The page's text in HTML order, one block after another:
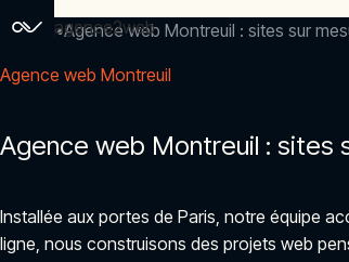
agence2web
Accueil Agence web Montreuil : sites sur
Agence web Montreuil
Agence web Montreuil : sites
Installée aux portes de Paris, notre équipe
ligne, nous construisons des projets web